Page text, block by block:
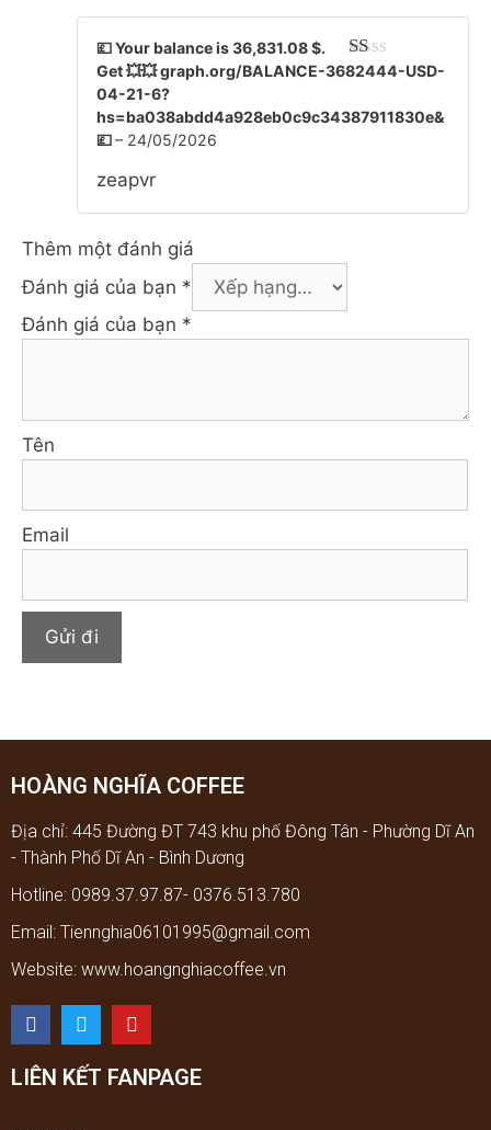
sa
o
Đ
c
xế
💷 Your balance is 36,831.08 $.
Get 💥💥 graph.org/BALANCE-3682444-USD-
04-21-6?
hs=ba038abdd4a928eb0c9c34387911830e&
💷– 24/05/2026
zeapvr
Thêm một đánh giá
Đánh giá của bạn *
Đánh giá của bạn *
Tên
Email
HOÀNG NGHĨA COFFEE
Địa chỉ: 445 Đường ĐT 743 khu phố Đông Tân - Phường Dĩ An
- Thành Phố Dĩ An - Bình Dương
Hotline: 0989.37.97.87- 0376.513.780
Email: Tiennghia06101995@gmail.com
Website: www.hoangnghiacoffee.vn
LIÊN KẾT FANPAGE